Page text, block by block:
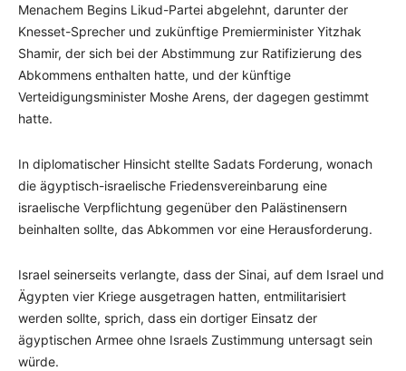
Menachem Begins Likud-Partei abgelehnt, darunter der
Knesset-Sprecher und zukünftige Premierminister Yitzhak
Shamir, der sich bei der Abstimmung zur Ratifizierung des
Abkommens enthalten hatte, und der künftige
Verteidigungsminister Moshe Arens, der dagegen gestimmt
hatte.
In diplomatischer Hinsicht stellte Sadats Forderung, wonach
die ägyptisch-israelische Friedensvereinbarung eine
israelische Verpflichtung gegenüber den Palästinensern
beinhalten sollte, das Abkommen vor eine Herausforderung.
Israel seinerseits verlangte, dass der Sinai, auf dem Israel und
Ägypten vier Kriege ausgetragen hatten, entmilitarisiert
werden sollte, sprich, dass ein dortiger Einsatz der
ägyptischen Armee ohne Israels Zustimmung untersagt sein
würde.